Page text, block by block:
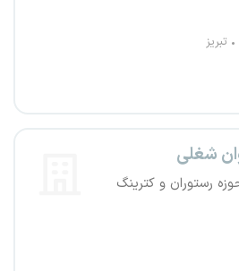
تبریز
رستوران و کترینگ